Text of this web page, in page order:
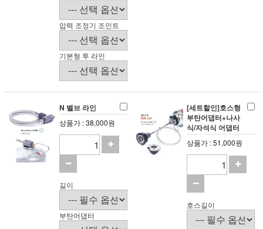
압력 조정기 조인트
기본형 투 라인
N 밸브 라인
상품가 : 38,000원
길이
부탄어댑터
[세트할인]호스형
부탄어댑터+나사
식/자석식 어댑터
상품가 : 51,000원
호스길이